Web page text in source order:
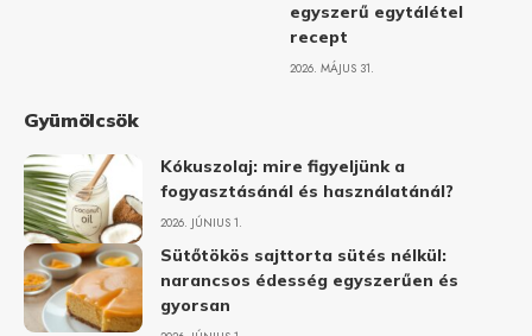
egyszerű egytálétel
recept
2026. MÁJUS 31.
Gyümölcsök
Kókuszolaj: mire figyeljünk a
fogyasztásánál és használatánál?
2026. JÚNIUS 1.
Sütőtökös sajttorta sütés nélkül:
narancsos édesség egyszerűen és
gyorsan